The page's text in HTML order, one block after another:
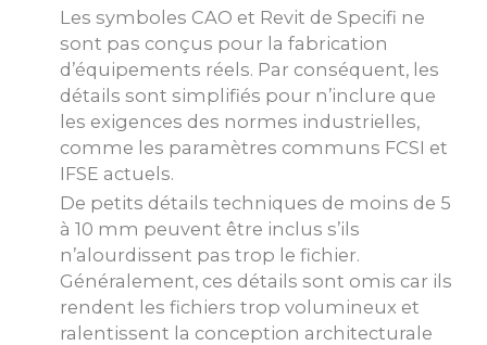
Les symboles CAO et Revit de Specifi ne
sont pas conçus pour la fabrication
d’équipements réels. Par conséquent, les
détails sont simplifiés pour n’inclure que
les exigences des normes industrielles,
comme les paramètres communs FCSI et
IFSE actuels.
De petits détails techniques de moins de 5
à 10 mm peuvent être inclus s’ils
n’alourdissent pas trop le fichier.
Généralement, ces détails sont omis car ils
rendent les fichiers trop volumineux et
ralentissent la conception architecturale